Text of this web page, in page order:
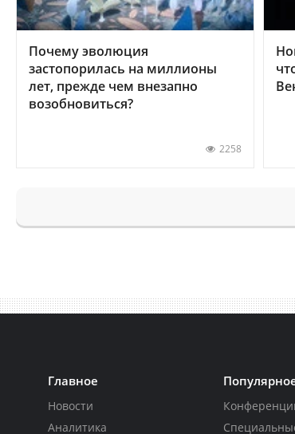
Почему эволюция
застопорилась на миллионы
лет, прежде чем внезапно
возобновиться?
2258
Главное
Новости
Аналитика